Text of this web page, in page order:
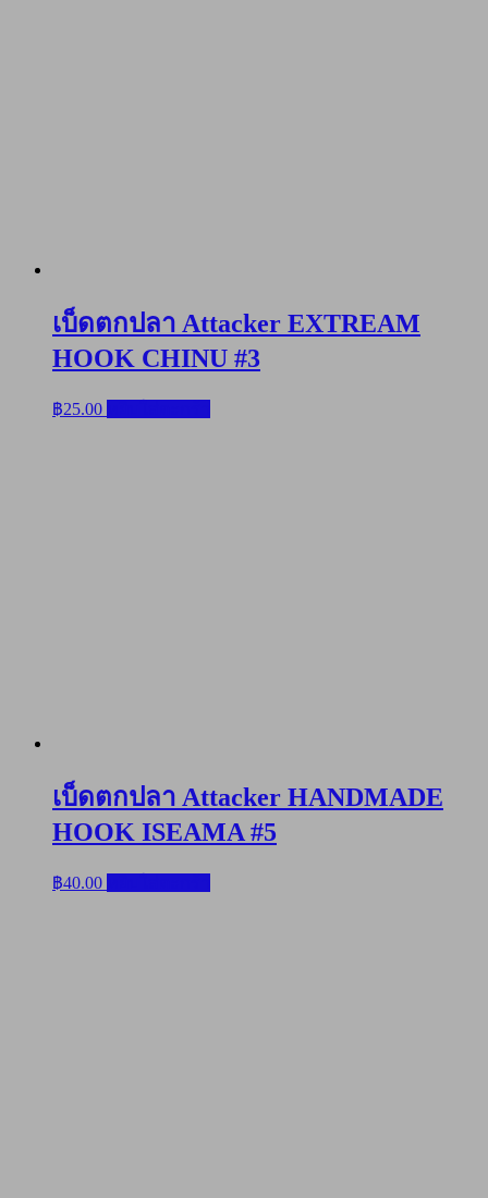
เบ็ดตกปลา Attacker EXTREAM
HOOK CHINU #3
฿25.00
เบ็ดตกปลา Attacker HANDMADE
HOOK ISEAMA #5
฿40.00